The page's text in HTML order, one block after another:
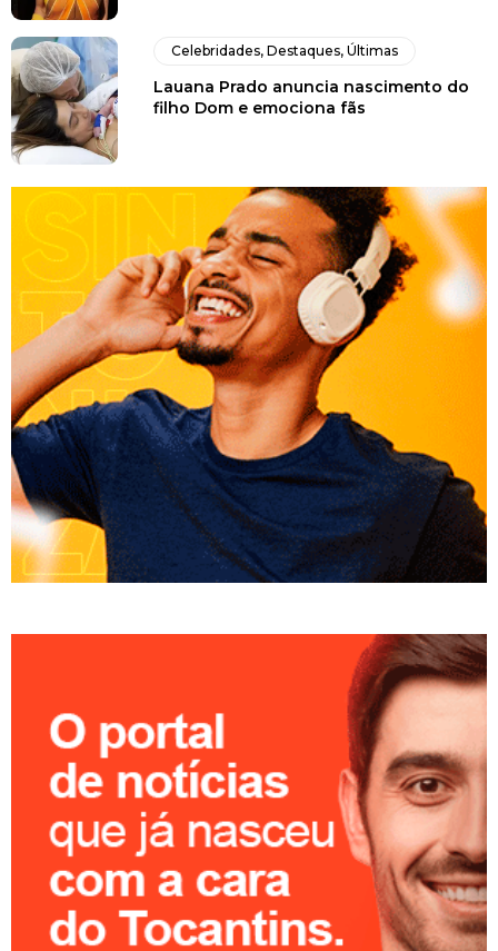
Celebridades,Destaques,Últimas
Lauana Prado anuncia nascimento do
filho Dom e emociona fãs